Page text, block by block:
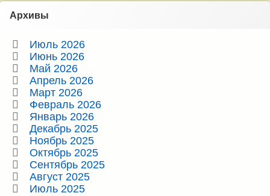
Архивы
Июль 2026
Июнь 2026
Май 2026
Апрель 2026
Март 2026
Февраль 2026
Январь 2026
Декабрь 2025
Ноябрь 2025
Октябрь 2025
Сентябрь 2025
Август 2025
Июль 2025